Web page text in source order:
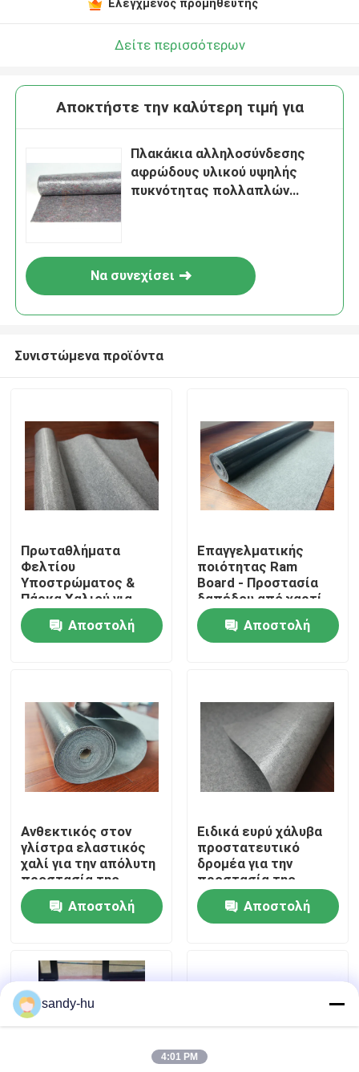
Σπίτι
Σχετικά με εμάς
Επισκέψεις στο εργοστάσιο
Επικοινωνήστε μαζί μας
Ειδήσεις
Υποθέσεις
προστάτης πατωμάτων
Προστασία πατωμάτων
Ελεγχμένος προμηθευτής
Δείτε περισσότερων
Αποκτήστε την καλύτερη τιμή για
Πλακάκια αλληλοσύνδεσης
αφρώδους υλικού υψηλής
πυκνότητας πολλαπλών
Να συνεχίσει
Συνιστώμενα προϊόντα
Πρωταθλήματα
Φελτίου
Υποστρώματος &
Πάρκα Χαλιού για
Προστασία και άνεση
του πατώματος
Αποστολή
Επαγγελματικής
ποιότητας Ram
Board - Προστασία
δαπέδου από χαρτί
Αποστολή
Ανθεκτικός στον
γλίστρα ελαστικός
χαλί για την απόλυτη
προστασία της
εισόδου
Αποστολή
Ειδικά ευρύ χάλυβα
προστατευτικό
δρομέα για την
προστασία της
υψηλής κυκλοφορίας
Αποστολή
sandy-hu
4:01 PM